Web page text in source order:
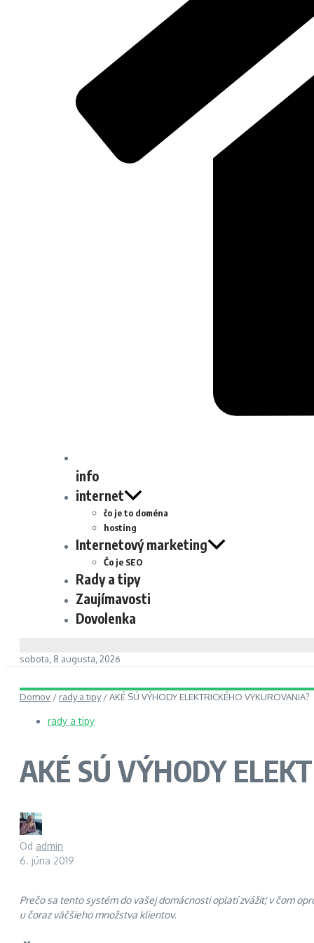
info
internet
čo je to doména
hosting
Internetový marketing
Čo je SEO
Rady a tipy
Zaujímavosti
Dovolenka
sobota, 8 augusta, 2026
Domov / rady a tipy/AKÉ SÚ VÝHODY ELEKTRICKÉHO VYKUROVANIA?
rady a tipy
AKÉ SÚ VÝHODY
Od admin
6. júna 2019
Prečo sa tento systém do vašej domácnosti oplatí zvážiť, v čom
u čoraz väčšieho množstva klientov.